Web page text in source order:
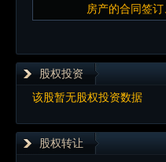
房产的合同签
股权投资
该股暂无股权投资数据
股权转让